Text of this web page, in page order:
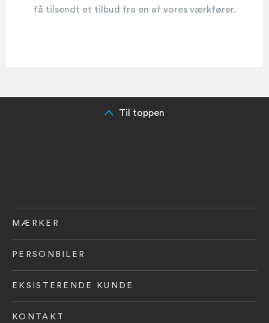
få tilsendt et tilbud fra en af vores værkfører.
MÆRKER
PERSONBILER
EKSISTERENDE KUNDE
KONTAKT
Til toppen